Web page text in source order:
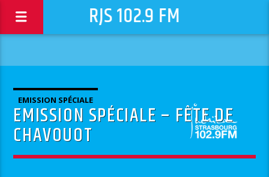
RJS 102.9 FM
EMISSION SPÉCIALE
EMISSION SPÉCIALE – FÊTE DE
CHAVOUOT